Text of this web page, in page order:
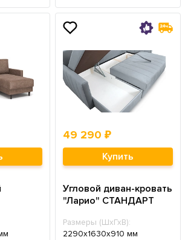
49 290 ₽
Купить
Угловой диван-кровать
"Ларио" СТАНДАРТ
Размеры (ШхГхВ):
2290х1630х910 мм